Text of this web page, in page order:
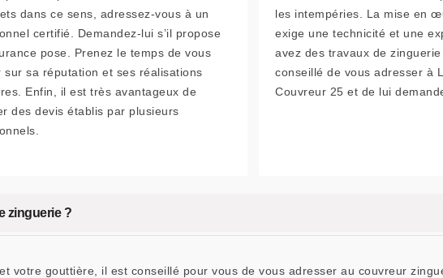
dans ce sens, adressez-vous à un
certifié. Demandez-lui s’il propose
pose. Prenez le temps de vous
sur sa réputation et ses réalisations
Enfin, il est très avantageux de
des devis établis par plusieurs
les intempéries. La mise en
exige une technicité et une
avez des travaux de
conseillé de vous adresser à
Couvreur 25 et de lui
zinguerie ?
votre gouttière, il est conseillé pour vous de vous adresser au couvreur